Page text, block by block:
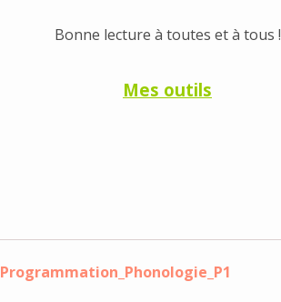
Bonne lecture à toutes et à tous !
Mes outils
Programmation_Phonologie_P1